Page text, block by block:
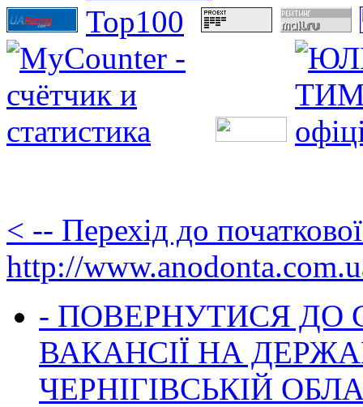
< -- Перехід до
http://
- ПОВЕРНУТИСЯ ДО
ВАКАНСІЇ НА
ЧЕРНІГІВСЬКІЙ